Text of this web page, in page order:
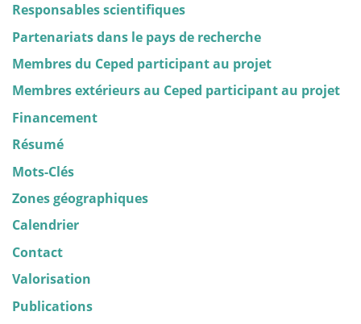
Responsables scientifiques
Partenariats dans le pays de recherche
Membres du Ceped participant au projet
Membres extérieurs au Ceped participant au projet
Financement
Résumé
Mots-Clés
Zones géographiques
Calendrier
Contact
Valorisation
Publications